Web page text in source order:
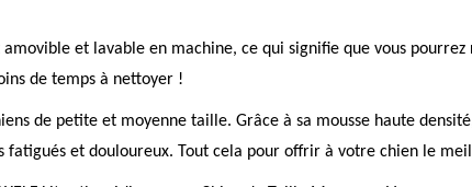
amovible et lavable en machine, ce qui signifie que vous
de temps à nettoyer !
de petite et moyenne taille. Grâce à sa mousse haute
et douloureux. Tout cela pour offrir à votre chien le